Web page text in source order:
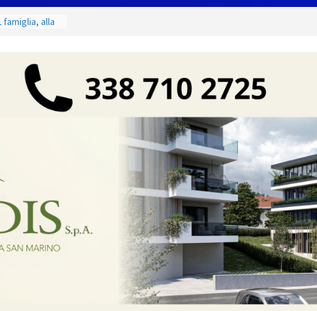
famiglia, alla
Incendi
dal 3 al 9
Marino
per
Marcinelle
collettiva